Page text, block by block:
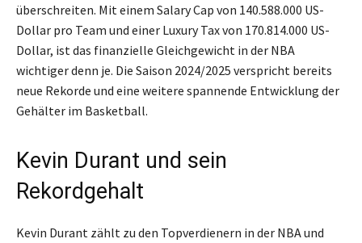
überschreiten. Mit einem Salary Cap von 140.588.000 US-
Dollar pro Team und einer Luxury Tax von 170.814.000 US-
Dollar, ist das finanzielle Gleichgewicht in der NBA
wichtiger denn je. Die Saison 2024/2025 verspricht bereits
neue Rekorde und eine weitere spannende Entwicklung der
Gehälter im Basketball.
Kevin Durant und sein
Rekordgehalt
Kevin Durant zählt zu den Topverdienern in der NBA und